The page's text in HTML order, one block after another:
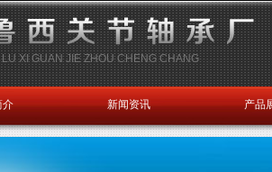
LU XI GUAN JIE ZHOU CHENG CHANG
介 新闻资讯 产品